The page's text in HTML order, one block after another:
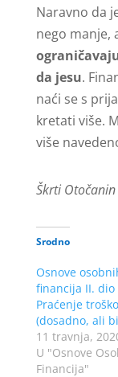
Naravno da
nego manje,
da jesu.
naći se s
kretati više.
više
Škrti Otočanin
Srodno
Osnove
financija II. dio
Praćenje
(dosadno, ali
11 travnja,
U "Osnove
Financija"